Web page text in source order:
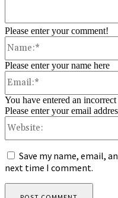
Please enter your comment!
Please enter your name here
You have entered an
Please enter your email
Save my name, email,
next time I comment.